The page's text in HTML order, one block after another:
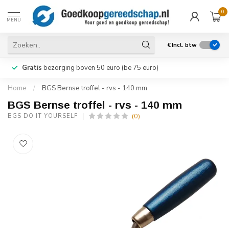
MENU
0
€Incl. btw
Gratis bezorging boven 50 euro (be 75 euro)
Home / BGS Bernse troffel - rvs - 140 mm
BGS Bernse troffel - rvs - 140 mm
BGS DO IT YOURSELF (0)